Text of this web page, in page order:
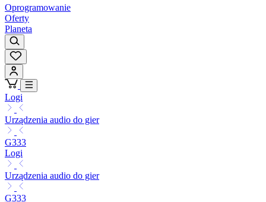
Oprogramowanie
Oferty
Planeta
Logi
Urządzenia audio do gier
G333
Logi
Urządzenia audio do gier
G333